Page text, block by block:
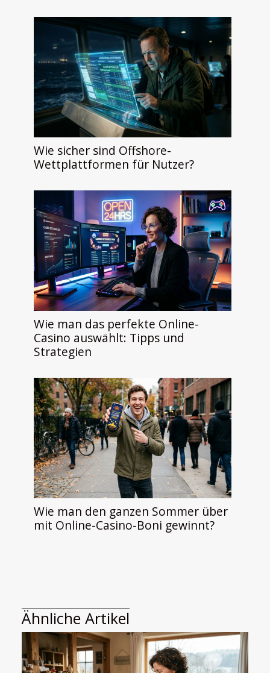
Wie sicher sind Offshore-
Wettplattformen für Nutzer?
Wie man das perfekte Online-
Casino auswählt: Tipps und
Strategien
Wie man den ganzen Sommer über
mit Online-Casino-Boni gewinnt?
Ähnliche Artikel